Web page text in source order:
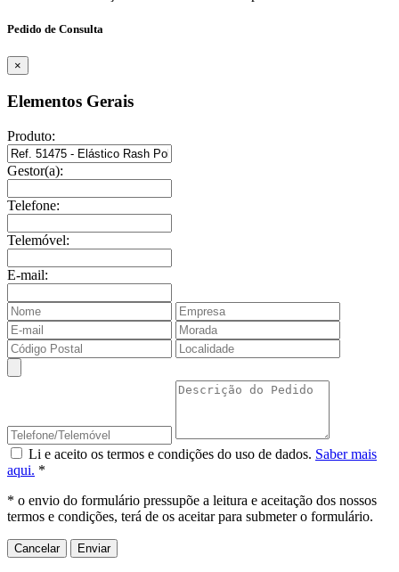
Pedido de Consulta
×
Elementos Gerais
Produto:
Gestor(a):
Telefone:
Telemóvel:
E-mail:
Li e aceito os termos e condições do uso de dados. Saber mais
aqui. *
* o envio do formulário pressupõe a leitura e aceitação dos nossos
termos e condições, terá de os aceitar para submeter o formulário.
Cancelar